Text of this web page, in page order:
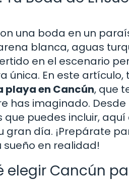
una boda en un
blanca, aguas
en el escenario
única. En este artículo,
playa en Cancún, que
has imaginado.
que puedes incluir,
gran día. ¡Prepárate
sueño en realidad!
elegir Cancún